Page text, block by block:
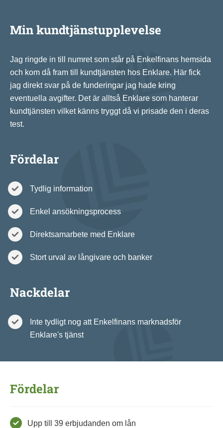
Min kundtjänstupplevelse
Jag ringde in till numret som står på Enkelfinans hemsida
och kom då fram till kundtjänsten hos Enklare. Här fick
jag direkt svar på de funderingar jag hade kring
eventuella avgifter. Det är alltså Enklare som hanterar
kundtjänsten vilket känns tryggt då vi prisade den i deras
test.
Fördelar
Tydlig information
Enkel ansökningsprocess
Direktsamarbete med Enklare
Stort urval av långivare och banker
Nackdelar
Inte tydligt nog att Enkelfinans marknadsför
Enklare's tjänst
Fördelar
Upp till 39 erbjudanden om lån